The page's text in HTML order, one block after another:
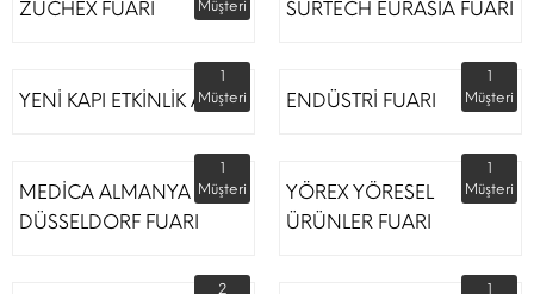
ZUCHEX FUARI Müşteri SURTECH EURASİA FUARI
YENİ KAPI ETKİNLİK ALANI
1
Müşteri
ENDÜSTRİ FUARI
1
Müşteri
MEDİCA ALMANYA
DÜSSELDORF FUARI
1
Müşteri
YÖREX YÖRESEL
ÜRÜNLER FUARI
1
Müşteri
2
1